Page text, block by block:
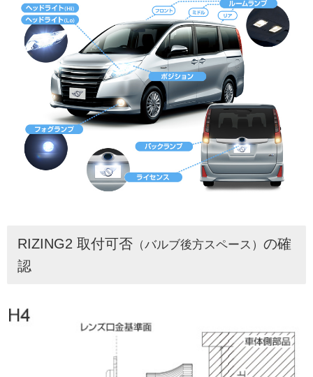
RIZING2 取付可否 （バルブ後方スペース） の確
認